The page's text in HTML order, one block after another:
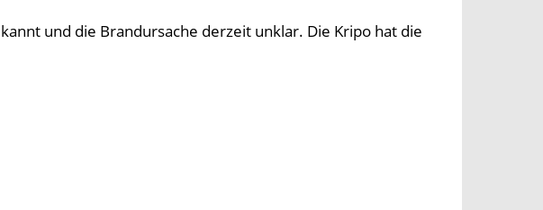
und die Brandursache derzeit unklar. Die Kripo hat die